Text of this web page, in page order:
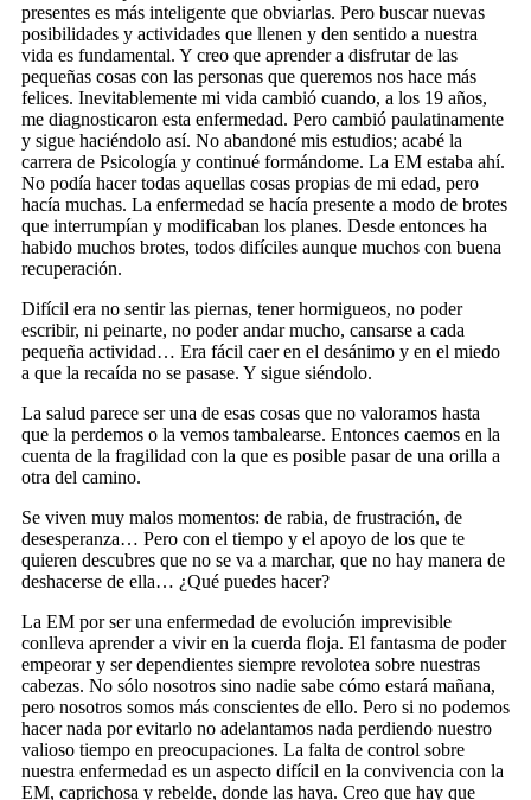
presentes es más inteligente que obviarlas. Pero buscar nuevas
posibilidades y actividades que llenen y den sentido a nuestra
vida es fundamental. Y creo que aprender a disfrutar de las
pequeñas cosas con las personas que queremos nos hace más
felices. Inevitablemente mi vida cambió cuando, a los 19 años,
me diagnosticaron esta enfermedad. Pero cambió paulatinamente
y sigue haciéndolo así. No abandoné mis estudios; acabé la
carrera de Psicología y continué formándome. La EM estaba ahí.
No podía hacer todas aquellas cosas propias de mi edad, pero
hacía muchas. La enfermedad se hacía presente a modo de brotes
que interrumpían y modificaban los planes. Desde entonces ha
habido muchos brotes, todos difíciles aunque muchos con buena
recuperación.
Difícil era no sentir las piernas, tener hormigueos, no poder
escribir, ni peinarte, no poder andar mucho, cansarse a cada
pequeña actividad… Era fácil caer en el desánimo y en el miedo
a que la recaída no se pasase. Y sigue siéndolo.
La salud parece ser una de esas cosas que no valoramos hasta
que la perdemos o la vemos tambalearse. Entonces caemos en la
cuenta de la fragilidad con la que es posible pasar de una orilla a
otra del camino.
Se viven muy malos momentos: de rabia, de frustración, de
desesperanza… Pero con el tiempo y el apoyo de los que te
quieren descubres que no se va a marchar, que no hay manera de
deshacerse de ella… ¿Qué puedes hacer?
La EM por ser una enfermedad de evolución imprevisible
conlleva aprender a vivir en la cuerda floja. El fantasma de poder
empeorar y ser dependientes siempre revolotea sobre nuestras
cabezas. No sólo nosotros sino nadie sabe cómo estará mañana,
pero nosotros somos más conscientes de ello. Pero si no podemos
hacer nada por evitarlo no adelantamos nada perdiendo nuestro
valioso tiempo en preocupaciones. La falta de control sobre
nuestra enfermedad es un aspecto difícil en la convivencia con la
EM, caprichosa y rebelde, donde las haya. Creo que hay que